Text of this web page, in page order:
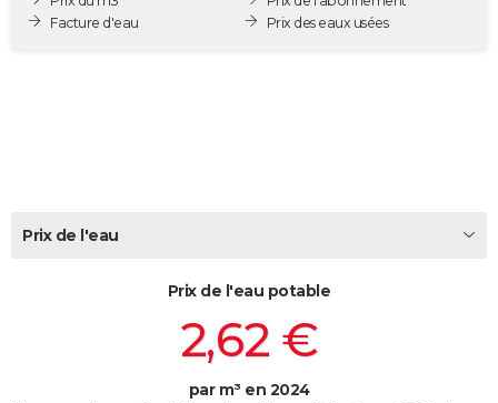
Destinations
City break
Voyage nature
Voyage de noces
Forum
Climat
PHOTO
Dictionnaire
Biographies
Citations
Expressions
Proverbes
Facture d'eau
Prix des eaux usées
Prix de l'eau
Prix de l'eau potable
2,62 €
par m³ en 2024